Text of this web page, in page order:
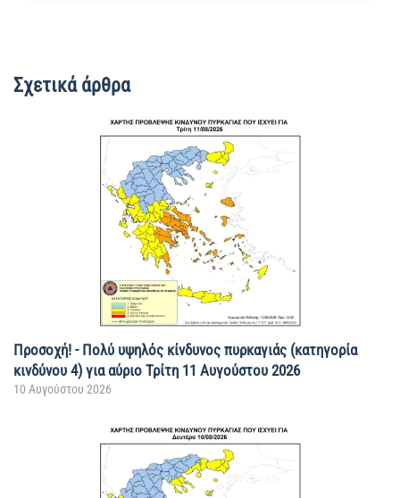
Σχετικά άρθρα
Προσοχή! - Πολύ υψηλός κίνδυνος πυρκαγιάς (κατηγορία
κινδύνου 4) για αύριο Τρίτη 11 Αυγούστου 2026
10 Αυγούστου 2026